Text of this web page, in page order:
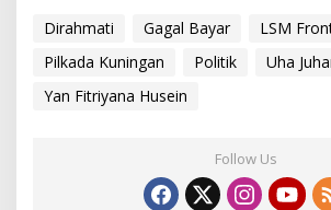
Dirahmati Gagal Bayar
LSM
Pilkada Kuningan
Politik
Uha
Yan Fitriyana Husein
Follow Us